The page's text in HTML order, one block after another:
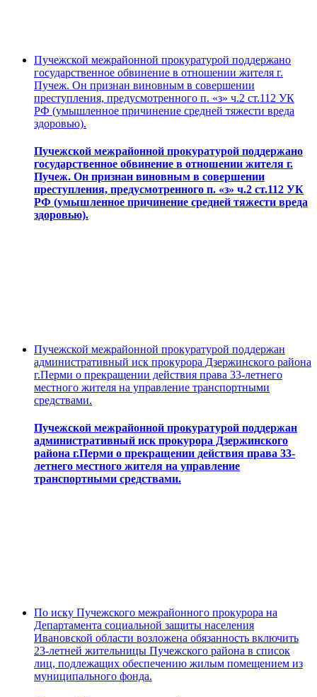
Пучежской межрайонной прокуратурой поддержано
государственное обвинение в отношении жителя г.
Пучеж. Он признан виновным в совершении
преступления, предусмотренного п. «з» ч.2 ст.112 УК
РФ (умышленное причинение средней тяжести вреда
здоровью).
Пучежской межрайонной прокуратурой поддержано
государственное обвинение в отношении жителя г.
Пучеж. Он признан виновным в совершении
преступления, предусмотренного п. «з» ч.2 ст.112 УК
РФ (умышленное причинение средней тяжести вреда
здоровью).
Пучежской межрайонной прокуратурой поддержан
административный иск прокурора Дзержинского района
г.Перми о прекращении действия права 33-летнего
местного жителя на управление транспортными
средствами.
Пучежской межрайонной прокуратурой поддержан
административный иск прокурора Дзержинского
района г.Перми о прекращении действия права 33-
летнего местного жителя на управление
транспортными средствами.
По иску Пучежского межрайонного прокурора на
Департамента социальной защиты населения
Ивановской области возложена обязанность включить
23-летней жительницы Пучежского района в список
лиц, подлежащих обеспечению жилым помещением из
муниципального фонда.